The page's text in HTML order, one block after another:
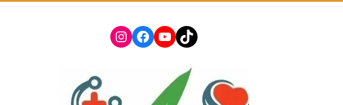
Instagram
Facebook
YouTube
TikTok